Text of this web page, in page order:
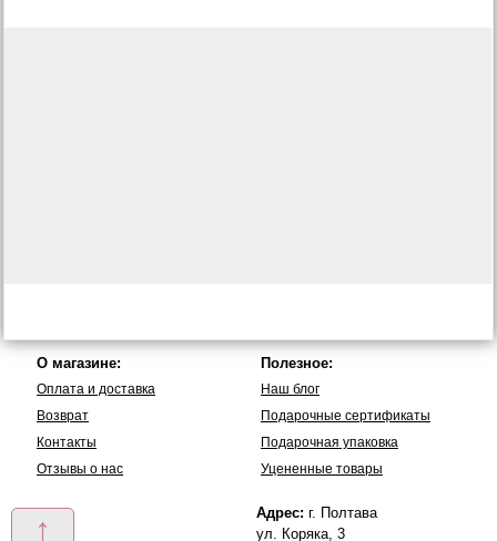
↑
О магазине:
Оплата и доставка
Возврат
Контакты
Отзывы о нас
Полезное:
Наш блог
Подарочные сертификаты
Подарочная упаковка
Уцененные товары
Адрес: г. Полтава
ул. Коряка, 3